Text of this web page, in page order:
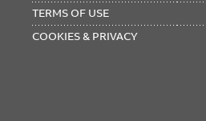
TERMS OF USE
COOKIES & PRIVACY